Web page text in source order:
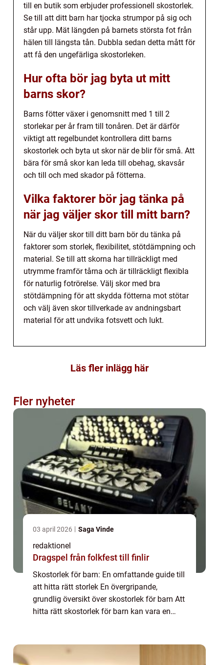
till en butik som erbjuder professionell skostorlek.
Se till att ditt barn har tjocka strumpor på sig och
står upp. Mät längden på barnets största fot från
hälen till längsta tån. Dubbla sedan detta mått för
att få den ungefärliga skostorleken.
Hur ofta bör jag byta ut mitt
barns skor?
Barns fötter växer i genomsnitt med 1 till 2
storlekar per år fram till tonåren. Det är därför
viktigt att regelbundet kontrollera ditt barns
skostorlek och byta ut skor när de blir för små. Att
bära för små skor kan leda till obehag, skavsår
och till och med skador på fötterna.
Vilka faktorer bör jag tänka på
när jag väljer skor till mitt barn?
När du väljer skor till ditt barn bör du tänka på
faktorer som storlek, flexibilitet, stötdämpning och
material. Se till att skorna har tillräckligt med
utrymme framför tårna och är tillräckligt flexibla
för naturlig fotrörelse. Välj skor med bra
stötdämpning för att skydda fötterna mot stötar
och välj även skor tillverkade av andningsbart
material för att undvika fotsvett och lukt.
Läs fler inlägg här
Fler nyheter
03 april 2026 Saga Vinde
redaktionel
Dragspel från folkfest till finlir
Skostorlek för barn: En omfattande guide till
att hitta rätt storlek En övergripande,
grundlig översikt över skostorlek för barn Att
hitta rätt skostorlek för barn kan vara en